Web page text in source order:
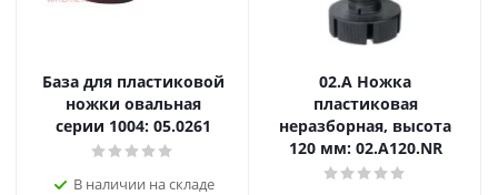
База для пластиковой
ножки овальная
серии 1004: 05.0261
В наличии на складе
02.А Ножка
пластиковая
неразборная, высота
120 мм: 02.A120.NR